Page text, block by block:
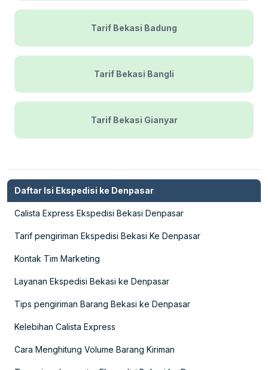
Tarif Bekasi Badung
Tarif Bekasi Bangli
Tarif Bekasi Gianyar
Daftar Isi Ekspedisi ke Denpasar
Calista Express Ekspedisi Bekasi Denpasar
Tarif pengiriman Ekspedisi Bekasi Ke Denpasar
Kontak Tim Marketing
Layanan Ekspedisi Bekasi ke Denpasar
Tips pengiriman Barang Bekasi ke Denpasar
Kelebihan Calista Express
Cara Menghitung Volume Barang Kiriman